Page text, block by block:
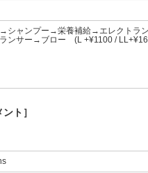
→シャンプー→栄養補給→エレクトラ
ンサー→ブロー (L +¥1100 /
ト］